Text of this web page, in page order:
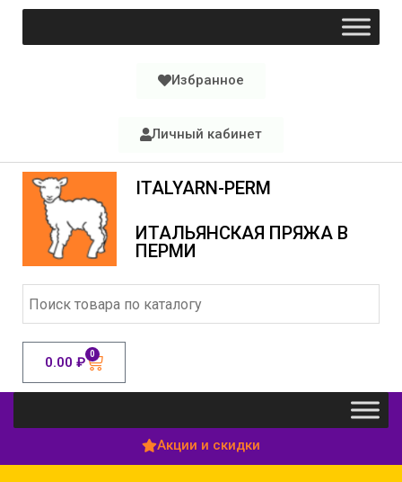
Избранное
Личный кабинет
ITALYARN-PERM
ИТАЛЬЯНСКАЯ ПРЯЖА В
ПЕРМИ
0.00 ₽ 0
Акции и скидки